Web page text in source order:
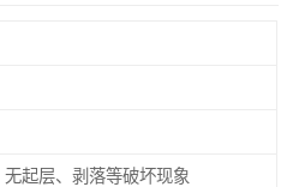
起层、剥落等破坏现象